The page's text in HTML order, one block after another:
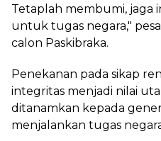
‎Tetaplah membumi, jaga
untuk tugas negara,"
calon Paskibraka.
‎Penekanan pada sikap
integritas menjadi nilai
ditanamkan kepada
menjalankan tugas